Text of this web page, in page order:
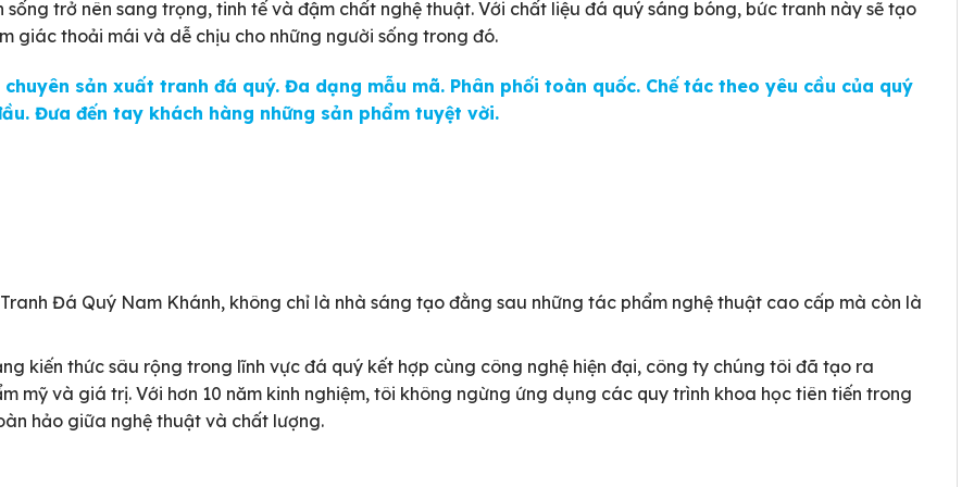
trở nên sang trọng, tinh tế và đậm chất nghệ thuật. Với chất liệu đá quý sáng bóng, bức tranh này sẽ tạo
giác thoải mái và dễ chịu cho những người sống trong đó.
sản xuất tranh đá quý. Đa dạng mẫu mã. Phân phối toàn quốc. Chế tác theo yêu cầu của quý
Đưa đến tay khách hàng những sản phẩm tuyệt vời.
Đá Quý Nam Khánh, không chỉ là nhà sáng tạo đằng sau những tác phẩm nghệ thuật cao cấp mà còn là
kiến thức sâu rộng trong lĩnh vực đá quý kết hợp cùng công nghệ hiện đại, công ty chúng tôi đã tạo ra
mỹ và giá trị. Với hơn 10 năm kinh nghiệm, tôi không ngừng ứng dụng các quy trình khoa học tiên tiến trong
hảo giữa nghệ thuật và chất lượng.